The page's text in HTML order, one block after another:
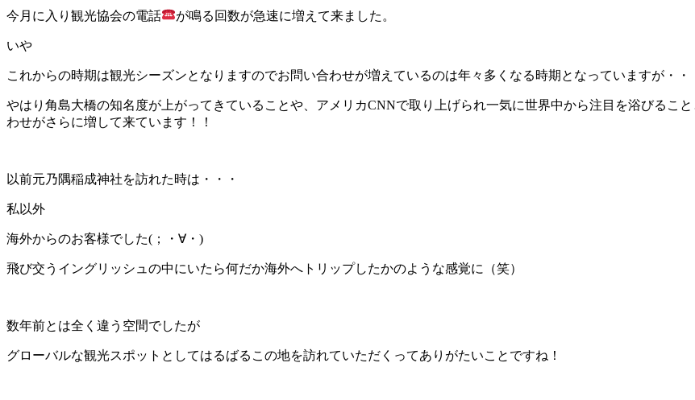
今月に入り観光協会の電話 が鳴る回数が急速に増えて来ました。
いや
これからの時期は観光シーズンとなりますのでお問い合わせが増えているのは年々多くなる時期となっていますが・・
やはり角島大橋の知名度が上がってきていることや、アメリカCNNで取り上げられ一気に世界中から注目を浴びるこ
わせがさらに増して来ています！！
以前元乃隅稲成神社を訪れた時は・・・
私以外
海外からのお客様でした(；・∀・)
飛び交うイングリッシュの中にいたら何だか海外へトリップしたかのような感覚に（笑）
数年前とは全く違う空間でしたが
グローバルな観光スポットとしてはるばるこの地を訪れていただくってありがたいことですね！